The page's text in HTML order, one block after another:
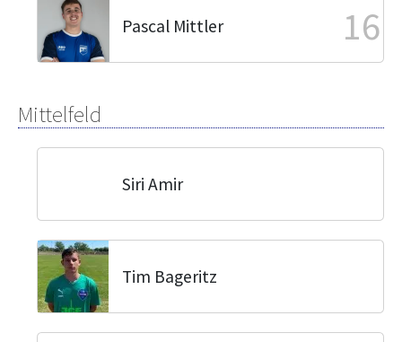
Pascal Mittler 16
Mittelfeld
Siri Amir
Tim Bageritz